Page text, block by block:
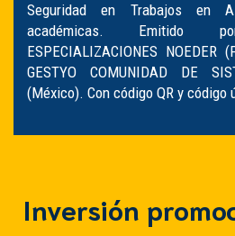
Seguridad en Trabajos en
académicas. Emitido
ESPECIALIZACIONES
GESTYO COMUNIDAD DE
(México). Con código QR y código
Inversión